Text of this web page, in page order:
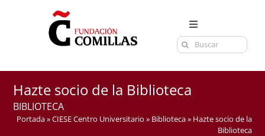
Toggle
Navigation
LA FUNDACIÓN
ESTUDIOS
EL CENTRO
CURSOS Y EXÁMENES
Buscar:
Hazte socio de la Biblioteca
BIBLIOTECA
Portada»CIESE Centro Universitario » Biblioteca» Hazte socio de la
Biblioteca